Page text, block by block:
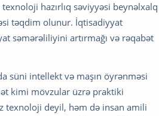
hazırlıq səviyyəsi beynəlxalq
təqdim olunur. İqtisadiyyat
səmərəliliyini artırmağı və rəqabət
süni intellekt və maşın öyrənməsi
kimi mövzular üzrə praktiki
texnoloji deyil, həm də insan amili